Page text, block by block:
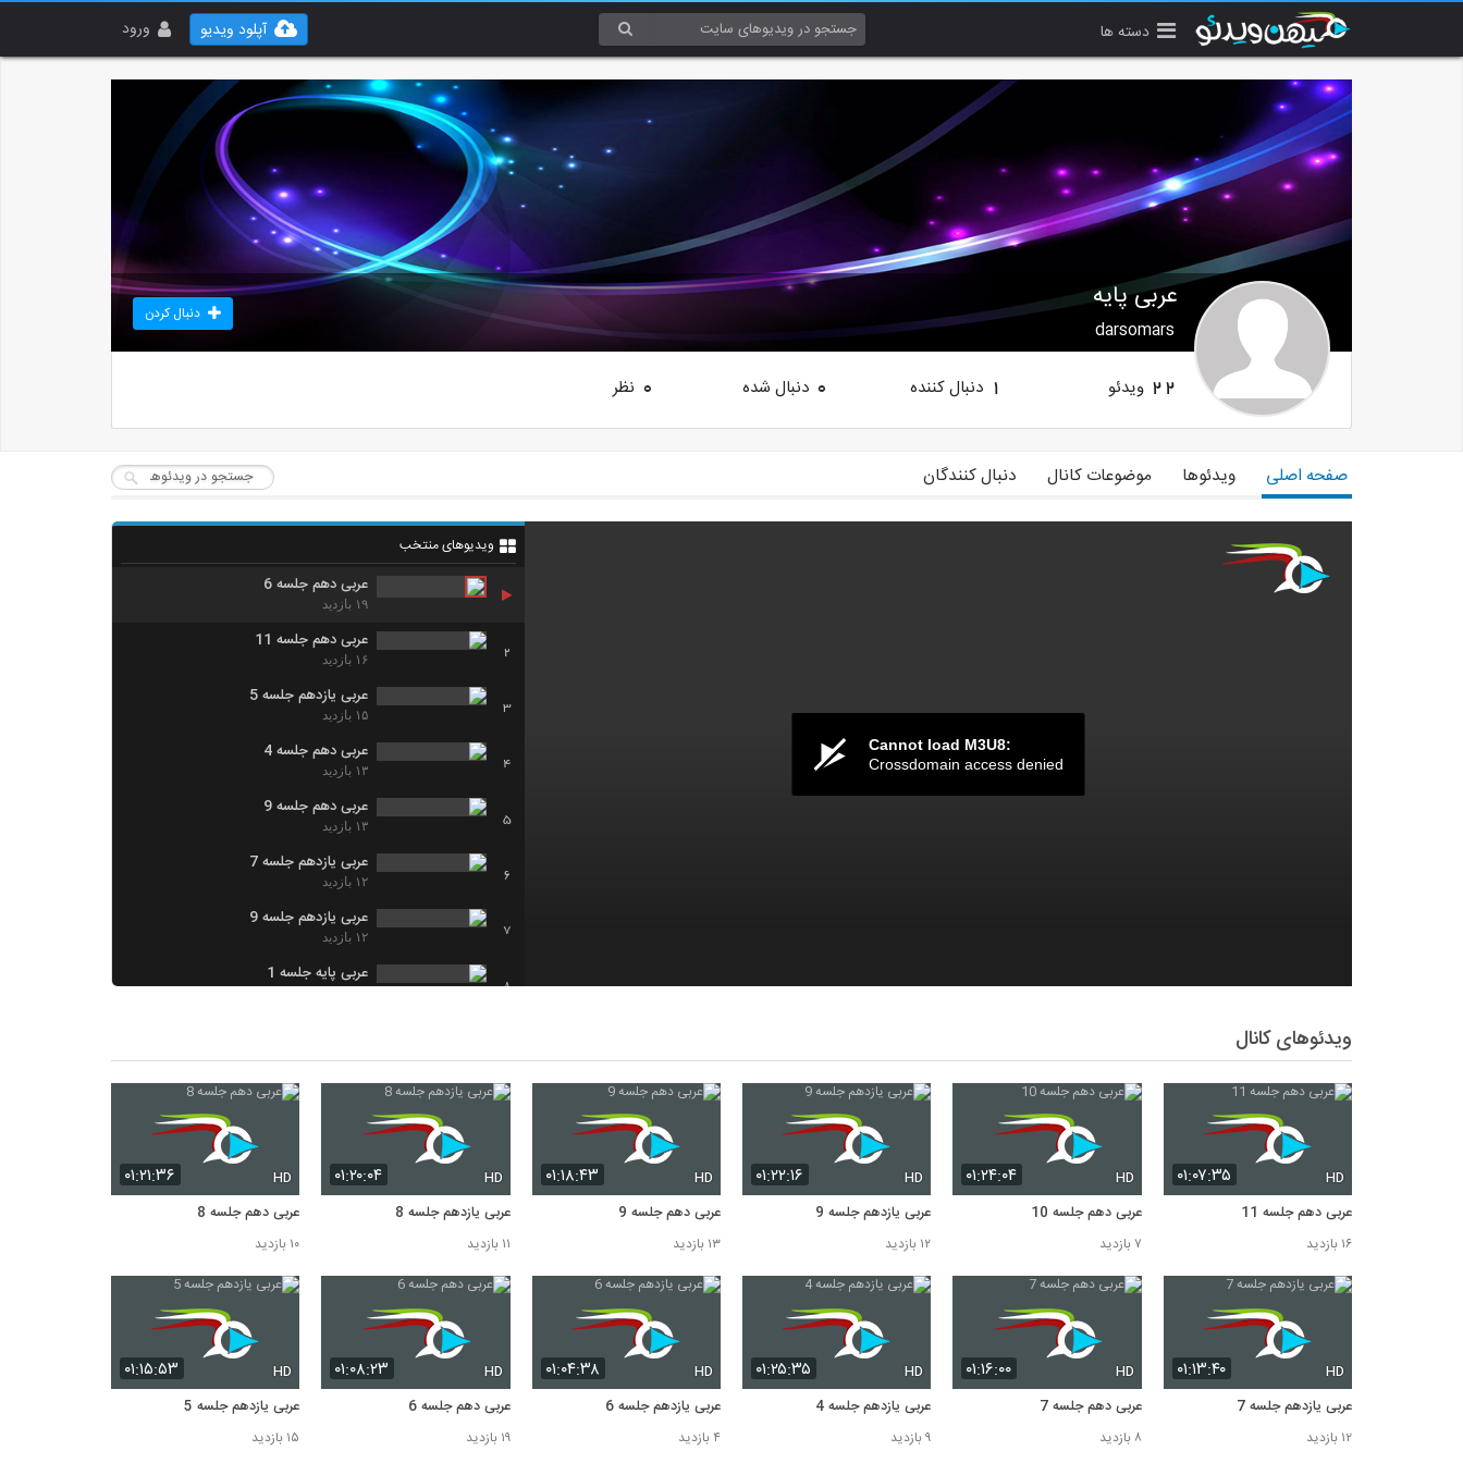
دسته ها ورود آپلود ویدیو
عربی پایه
darsomars
دنبال کردن
22 ویدئو 1 دنبال کننده 0 دنبال شده 0 نظر
صفحه اصلی ویدئوها موضوعات کانال دنبال کنندگان
Cannot load M3U8:
Crossdomain access denied
ویدیوهای منتخب
عربی دهم جلسه 6
۱۹ بازدید
2
عربی دهم جلسه 11
۱۶ بازدید
3
عربی یازدهم جلسه 5
۱۵ بازدید
4
عربی دهم جلسه 4
۱۳ بازدید
5
عربی دهم جلسه 9
۱۳ بازدید
6
عربی یازدهم جلسه 7
۱۲ بازدید
7
عربی یازدهم جلسه 9
۱۲ بازدید
8
عربی پایه جلسه 1
10
عربی پایه جلسه 2
ویدئوهای کانال
۰۱:۰۷:۳۵ HD
عربی دهم جلسه 11
۱۶ بازدید
۰۱:۲۴:۰۴ HD
عربی دهم جلسه 10
۷ بازدید
۰۱:۲۲:۱۶ HD
عربی یازدهم جلسه 9
۱۲ بازدید
۰۱:۱۸:۴۳ HD
عربی دهم جلسه 9
۱۳ بازدید
۰۱:۲۰:۰۴ HD
عربی یازدهم جلسه 8
۱۱ بازدید
۰۱:۲۱:۳۶ HD
عربی دهم جلسه 8
۱۰ بازدید
۰۱:۱۳:۴۰ HD
عربی یازدهم جلسه 7
۱۲ بازدید
۰۱:۱۶:۰۰ HD
عربی دهم جلسه 7
۸ بازدید
۰۱:۲۵:۳۵ HD
عربی یازدهم جلسه 4
۹ بازدید
۰۱:۰۴:۳۸ HD
عربی یازدهم جلسه 6
۴ بازدید
۰۱:۰۸:۲۳ HD
عربی دهم جلسه 6
۱۹ بازدید
۰۱:۱۵:۵۳ HD
عربی یازدهم جلسه 5
۱۵ بازدید